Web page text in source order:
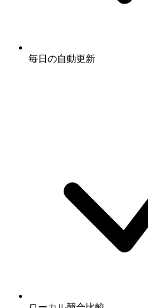
毎日の自動更新